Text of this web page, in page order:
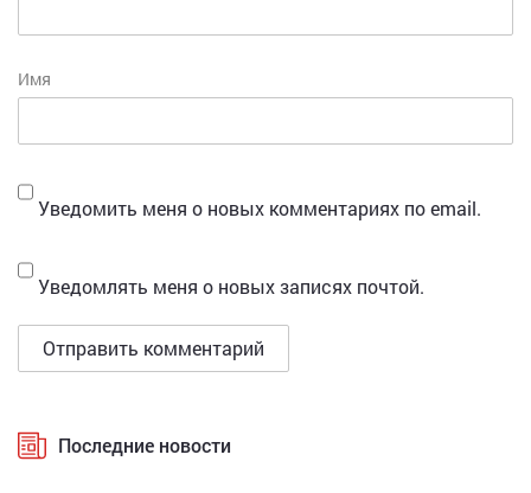
Имя
Уведомить меня о новых комментариях по email.
Уведомлять меня о новых записях почтой.
Последние новости